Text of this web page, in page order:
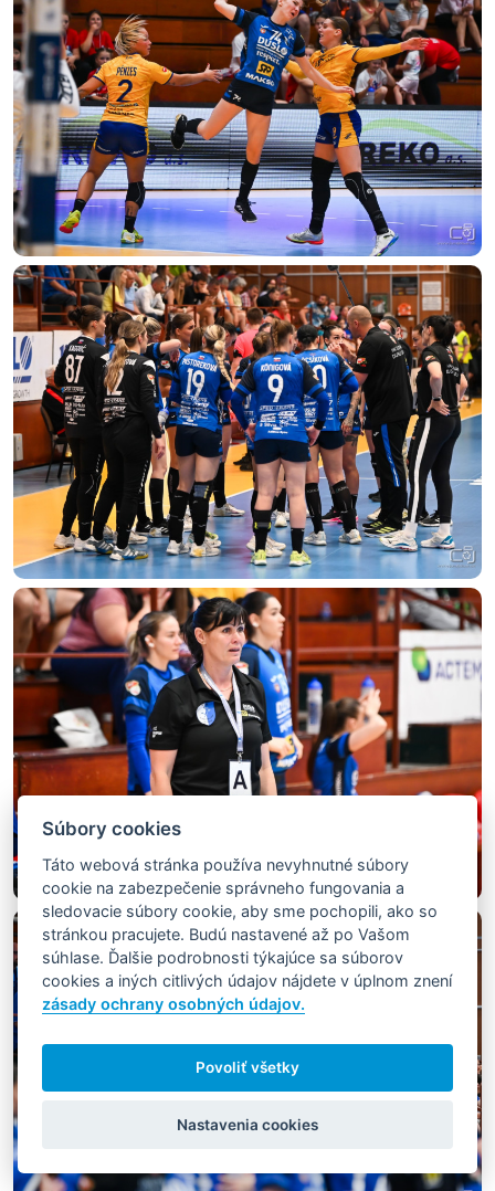
Súbory cookies
Táto webová stránka používa nevyhnutné súbory
cookie na zabezpečenie správneho fungovania a
sledovacie súbory cookie, aby sme pochopili, ako so
stránkou pracujete. Budú nastavené až po Vašom
súhlase. Ďalšie podrobnosti týkajúce sa súborov
cookies a iných citlivých údajov nájdete v úplnom znení
zásady ochrany osobných údajov.
Povoliť všetky
Nastavenia cookies